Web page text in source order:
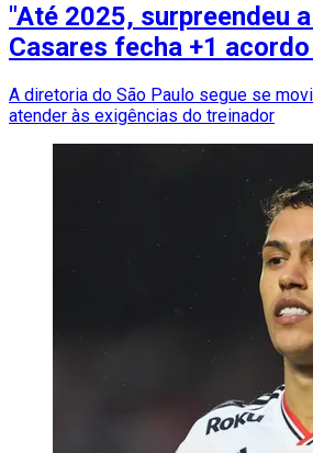
"Até 2025, surpreendeu
Casares fecha +1
A diretoria do São Paulo segue se
atender às exigências do treinador